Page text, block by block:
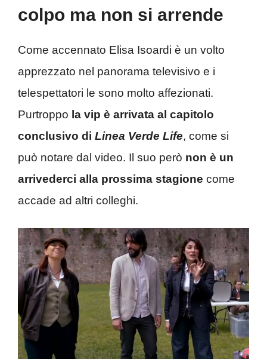
colpo ma non si arrende
Come accennato Elisa Isoardi è un volto
apprezzato nel panorama televisivo e i
telespettatori le sono molto affezionati.
Purtroppo la vip è arrivata al capitolo
conclusivo di Linea Verde Life, come si
può notare dal video. Il suo però non è un
arrivederci alla prossima stagione come
accade ad altri colleghi.